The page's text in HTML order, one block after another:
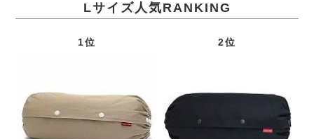
Lサイズ人気RANKING
1位 2位